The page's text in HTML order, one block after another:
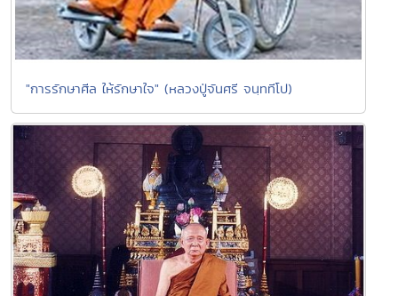
"การรักษาศีล ให้รักษาใจ" (หลวงปู่จันศรี จนฺททีโป)